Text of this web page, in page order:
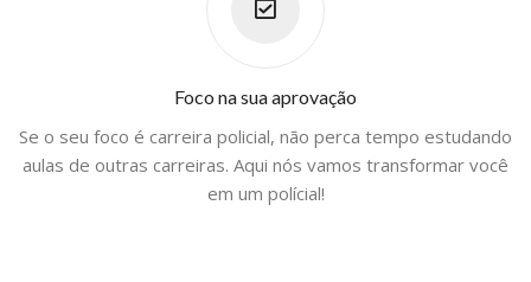
Foco na sua aprovação
Se o seu foco é carreira policial, não perca tempo estudando
aulas de outras carreiras. Aqui nós vamos transformar você
em um polícial!